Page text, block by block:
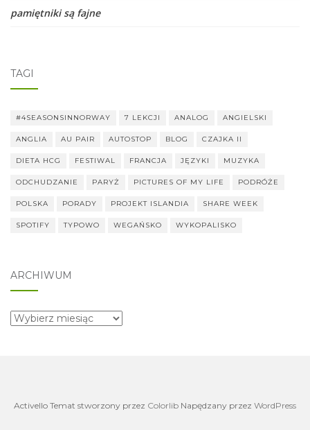
pamiętniki są fajne
TAGI
#4SEASONSINNORWAY 7 LEKCJI ANALOG ANGIELSKI
ANGLIA AU PAIR AUTOSTOP BLOG CZAJKA II
DIETA HCG FESTIWAL FRANCJA JĘZYKI MUZYKA
ODCHUDZANIE PARYŻ PICTURES OF MY LIFE PODRÓŻE
POLSKA PORADY PROJEKT ISLANDIA SHARE WEEK
SPOTIFY TYPOWO WEGAŃSKO WYKOPALISKO
ARCHIWUM
archiwum
Activello Temat stworzony przez Colorlib Napędzany przez WordPress